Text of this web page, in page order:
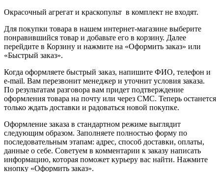
Окрасочный агрегат и краскопульт в комплект не входят.
Для покупки товара в нашем интернет-магазине выберите
понравившийся товар и добавьте его в корзину. Далее
перейдите в Корзину и нажмите на «Оформить заказ» или
«Быстрый заказ».
Когда оформляете быстрый заказ, напишите ФИО, телефон и
e-mail. Вам перезвонит менеджер и уточнит условия заказа.
По результатам разговора вам придет подтверждение
оформления товара на почту или через СМС. Теперь останется
только ждать доставки и радоваться новой покупке.
Оформление заказа в стандартном режиме выглядит
следующим образом. Заполняете полностью форму по
последовательным этапам: адрес, способ доставки, оплаты,
данные о себе. Советуем в комментарии к заказу написать
информацию, которая поможет курьеру вас найти. Нажмите
кнопку «Оформить заказ».